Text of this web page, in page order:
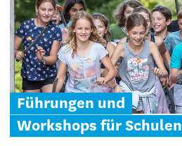
Führungen und
Workshops für Schulen